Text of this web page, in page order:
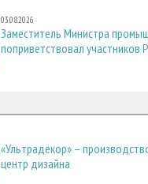
03.08.2026
Заместитель Министра
поприветствовал участников
«Ультрадекор» –
центр дизайна